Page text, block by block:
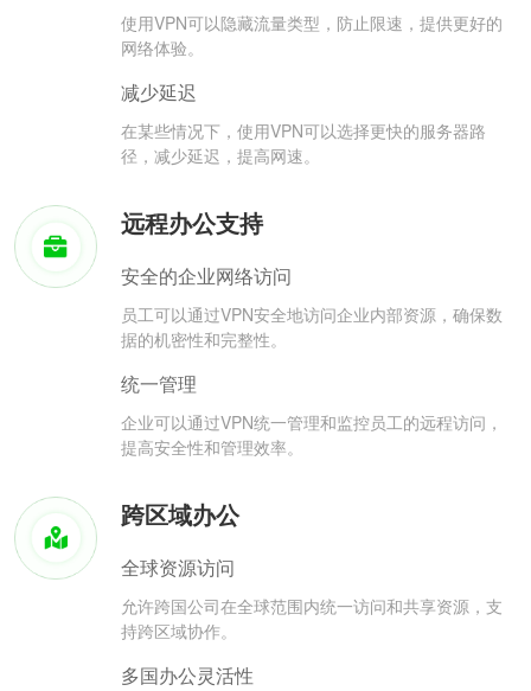
使用VPN可以隐藏流量类型，防止限速，提供更好的
网络体验。
减少延迟
在某些情况下，使用VPN可以选择更快的服务器路
径，减少延迟，提高网速。
远程办公支持
安全的企业网络访问
员工可以通过VPN安全地访问企业内部资源，确保数
据的机密性和完整性。
统一管理
企业可以通过VPN统一管理和监控员工的远程访问，
提高安全性和管理效率。
跨区域办公
全球资源访问
允许跨国公司在全球范围内统一访问和共享资源，支
持跨区域协作。
多国办公灵活性